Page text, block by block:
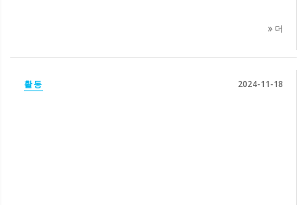
더
활동 2024-11-18